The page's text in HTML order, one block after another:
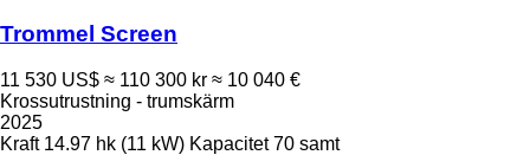
Trommel Screen
11 530 US$ ≈ 110 300 kr ≈ 10 040 €
Krossutrustning - trumskärm
2025
Kraft 14.97 hk (11 kW) Kapacitet 70 samt